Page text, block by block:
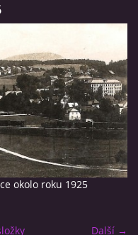
okolo roku 1925
Další →